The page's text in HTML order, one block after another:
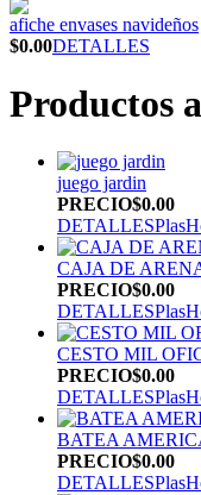
afiche envases navideños
$0.00DETALLES
Productos
juego jardin
PRECIO$0.00
DETALLES
CAJA DE
PRECIO$0.00
DETALLES
CESTO MIL
PRECIO$0.00
DETALLES
BATEA
PRECIO$0.00
DETALLES